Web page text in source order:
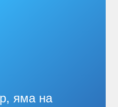
яма на